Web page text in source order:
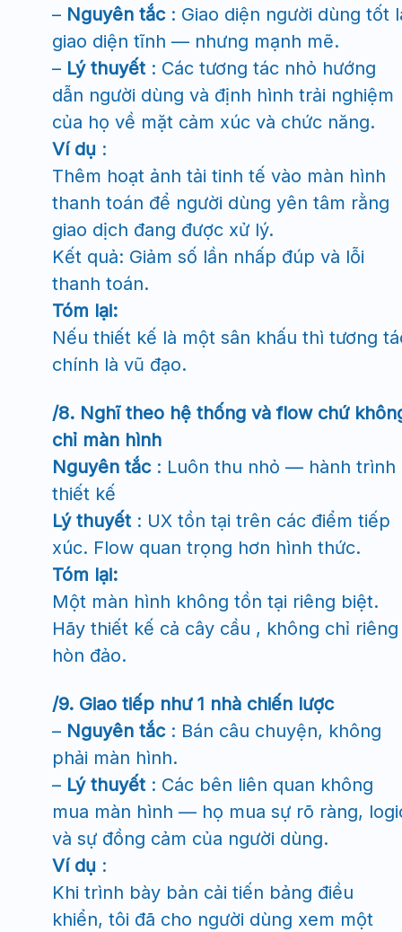
– Nguyên tắc: Giao diện người dùng tốt
giao diện tĩnh — nhưng mạnh mẽ.
– Lý thuyết: Các tương tác nhỏ hướng
dẫn người dùng và định hình trải nghiệm
của họ về mặt cảm xúc và chức năng.
Ví dụ :
Thêm hoạt ảnh tải tinh tế vào màn hình
thanh toán để người dùng yên tâm rằng
giao dịch đang được xử lý.
Kết quả: Giảm số lần nhấp đúp và lỗi
thanh toán.
Tóm lại:
Nếu thiết kế là một sân khấu thì tương
chính là vũ đạo.
/8. Nghĩ theo hệ thống và flow chứ
chỉ màn hình
Nguyên tắc: Luôn thu nhỏ — hành trình
thiết kế
Lý thuyết: UX tồn tại trên các điểm tiếp
xúc. Flow quan trọng hơn hình thức.
Tóm lại:
Một màn hình không tồn tại riêng biệt.
Hãy thiết kế cả cây cầu , không chỉ riêng
hòn đảo.
/9. Giao tiếp như 1 nhà chiến lược
– Nguyên tắc: Bán câu chuyện, không
phải màn hình.
– Lý thuyết: Các bên liên quan không
mua màn hình — họ mua sự rõ ràng,
và sự đồng cảm của người dùng.
Ví dụ :
Khi trình bày bản cải tiến bảng điều
khiển, tôi đã cho người dùng xem một